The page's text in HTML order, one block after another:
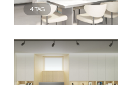
4TAG